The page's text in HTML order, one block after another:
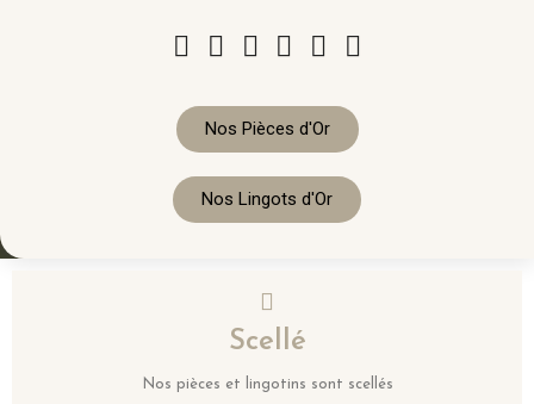
Nos Pièces d'Or
Nos Lingots d'Or
Scellé
Nos pièces et lingotins sont scellés